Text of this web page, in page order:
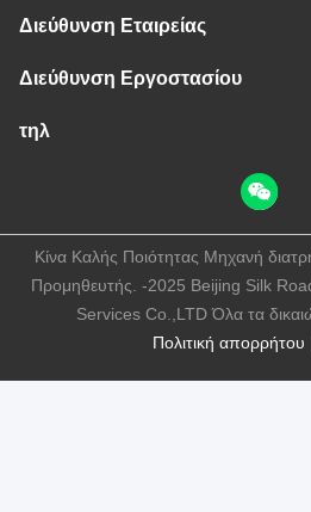
Διεύθυνση Εταιρείας
Διεύθυνση Εργοστασίου
τηλ
Πολιτική απορρήτου
Κίνα Καλής Ποιότητας Μηχανή
Προμηθευτής. -2025 Beijing Silk
Services Co.,LTD Όλα τα